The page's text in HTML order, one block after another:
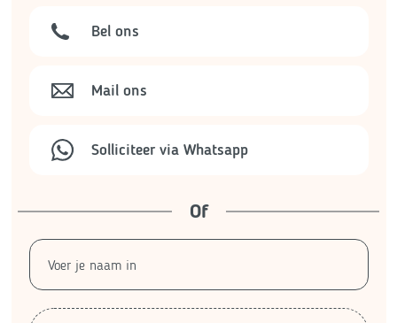
Bel ons
Mail ons
Solliciteer via Whatsapp
Of